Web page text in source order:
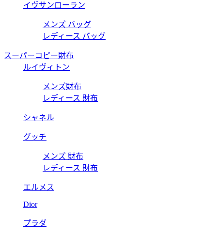
イヴサンローラン
メンズ バッグ
レディース バッグ
スーパーコピー財布
ルイヴィトン
メンズ財布
レディース 財布
シャネル
グッチ
メンズ 財布
レディース 財布
エルメス
Dior
プラダ